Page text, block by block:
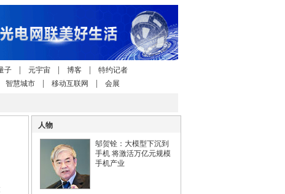
子 元宇宙 博客
特约记者
智慧城市 移动互联网 会展
人物
邬贺铨：大模型下沉到
手机 将激活万亿元规模
手机产业